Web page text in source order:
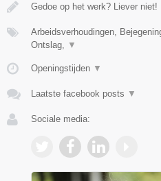
Gedoe op het werk? Liever niet!
Arbeidsverhoudingen,
Ontslag,
▼
Openingstijden ▼
Laatste facebook posts ▼
Sociale media: